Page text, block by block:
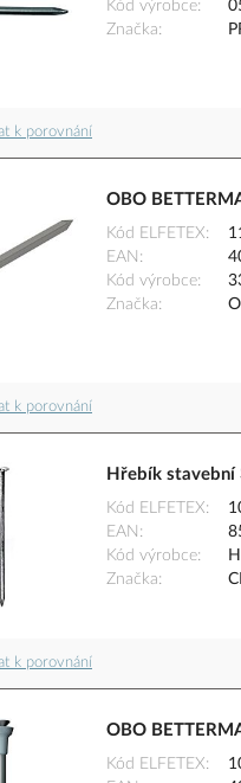
Kód výrobce
Značka
k porovnání
OBO
Kód ELFETEX
EAN
Kód výrobce
Značka
k porovnání
Hřebík stavební
Kód ELFETEX
EAN
Kód výrobce
Značka
k porovnání
OBO
Kód ELFETEX